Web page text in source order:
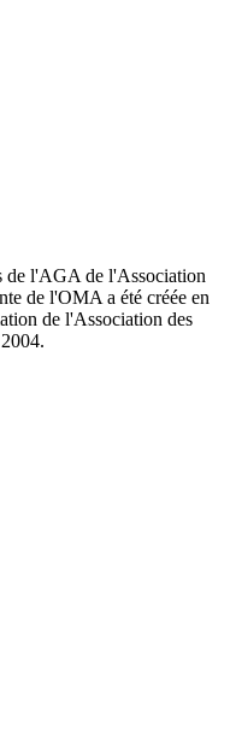
de l'AGA de l'Association
de l'OMA a été créée en
de l'Association des